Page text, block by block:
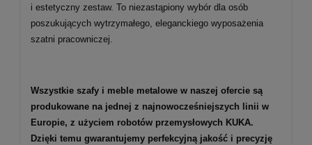
i estetyczny zestaw. To niezastąpiony wybór dla osób
poszukujących wytrzymałego, eleganckiego wyposażenia
szatni pracowniczej.
Wszystkie szafy i meble metalowe w naszej ofercie są
produkowane na jednej z najnowocześniejszych linii w
Europie, z użyciem robotów przemysłowych KUKA.
Dzięki temu gwarantujemy perfekcyjną jakość i precyzję